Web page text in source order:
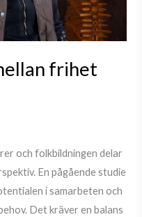
frihet
och folkbildningen delar
En pågående studie
i samarbeten och
Det kräver en balans